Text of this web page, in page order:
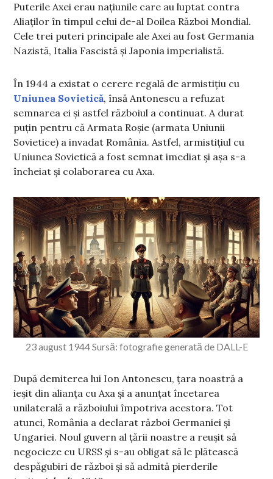
Puterile Axei erau națiunile care au luptat contra
Aliaților în timpul celui de-al Doilea Război Mondial.
Cele trei puteri principale ale Axei au fost Germania
Nazistă, Italia Fascistă și Japonia imperialistă.
În 1944 a existat o cerere regală de armistițiu cu
Uniunea Sovietică, însă Antonescu a refuzat
semnarea ei și astfel războiul a continuat. A durat
puțin pentru că Armata Roșie (armata Uniunii
Sovietice) a invadat România. Astfel, armistițiul cu
Uniunea Sovietică a fost semnat imediat și așa s-a
încheiat și colaborarea cu Axa.
23 august 1944 Sursă: fotografie generată de DALL-E
După demiterea lui Ion Antonescu, țara noastră a
ieșit din alianța cu Axa și a anunțat încetarea
unilaterală a războiului împotriva acestora. Tot
atunci, România a declarat război Germaniei și
Ungariei. Noul guvern al țării noastre a reușit să
negocieze cu URSS și s-au obligat să le plătească
despăgubiri de război și să admită pierderile